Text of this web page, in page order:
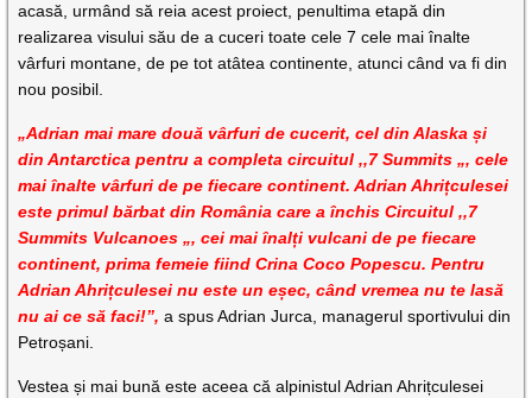
acasă, urmând să reia acest proiect, penultima etapă din
realizarea visului său de a cuceri toate cele 7 cele mai înalte
vârfuri montane, de pe tot atâtea continente, atunci când va fi din
nou posibil.
„Adrian mai mare două vârfuri de cucerit, cel din Alaska și
din Antarctica pentru a completa circuitul ,,7 Summits „, cele
mai înalte vârfuri de pe fiecare continent. Adrian Ahrițculesei
este primul bărbat din România care a închis Circuitul ,,7
Summits Vulcanoes „, cei mai înalți vulcani de pe fiecare
continent, prima femeie fiind Crina Coco Popescu. Pentru
Adrian Ahrițculesei nu este un eșec, când vremea nu te lasă
nu ai ce să faci!”, a spus Adrian Jurca, managerul sportivului din
Petroșani.
Vestea și mai bună este aceea că alpinistul Adrian Ahrițculesei